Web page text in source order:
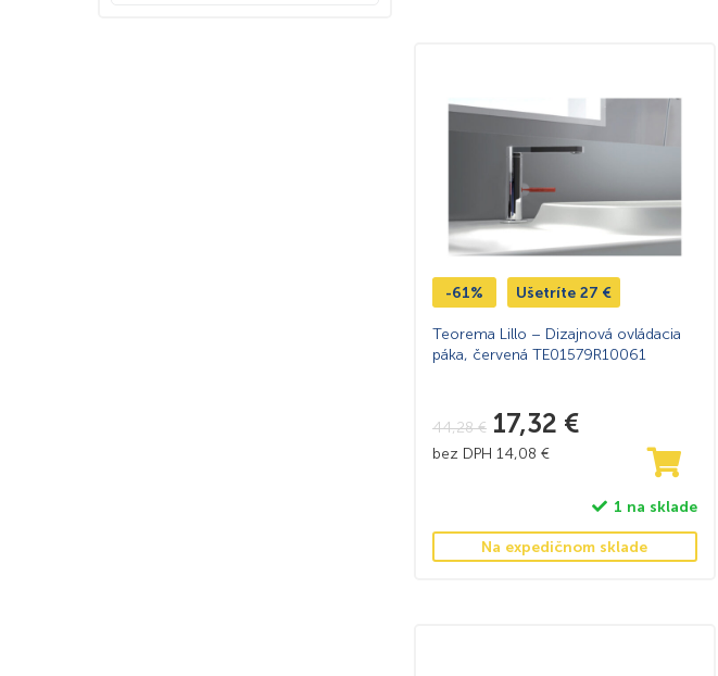
-61% Ušetríte 27 €
Teorema Lillo – Dizajnová ovládacia
páka, červená TE01579R10061
44,28€ 17,32 €
bez DPH 14,08 €
1 na sklade
Na expedičnom sklade